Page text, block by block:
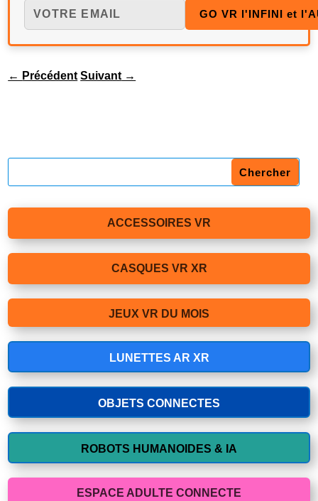
← Précédent Suivant →
ACCESSOIRES VR
CASQUES VR XR
JEUX VR DU MOIS
LUNETTES AR XR
OBJETS CONNECTES
ROBOTS HUMANOIDES & IA
ESPACE ADULTE CONNECTE